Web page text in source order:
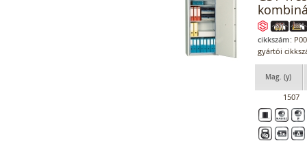
cikkszám:
gyártói
Mag. (y)
1507